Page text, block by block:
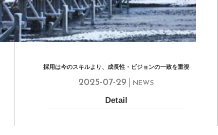
採用は今のスキルより、成長性・ビジョンの一致を重視
2025-07-29 NEWS
Detail